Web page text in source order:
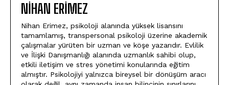
NIHAN ERIMEZ
Nihan Erimez, psikoloji alanında yüksek lisansını
tamamlamış, transpersonal psikoloji üzerine akademik
çalışmalar yürüten bir uzman ve köşe yazarıdır. Evlilik
ve İlişki Danışmanlığı alanında uzmanlık sahibi olup,
etkili iletişim ve stres yönetimi konularında eğitim
almıştır. Psikolojiyi yalnızca bireysel bir dönüşüm aracı